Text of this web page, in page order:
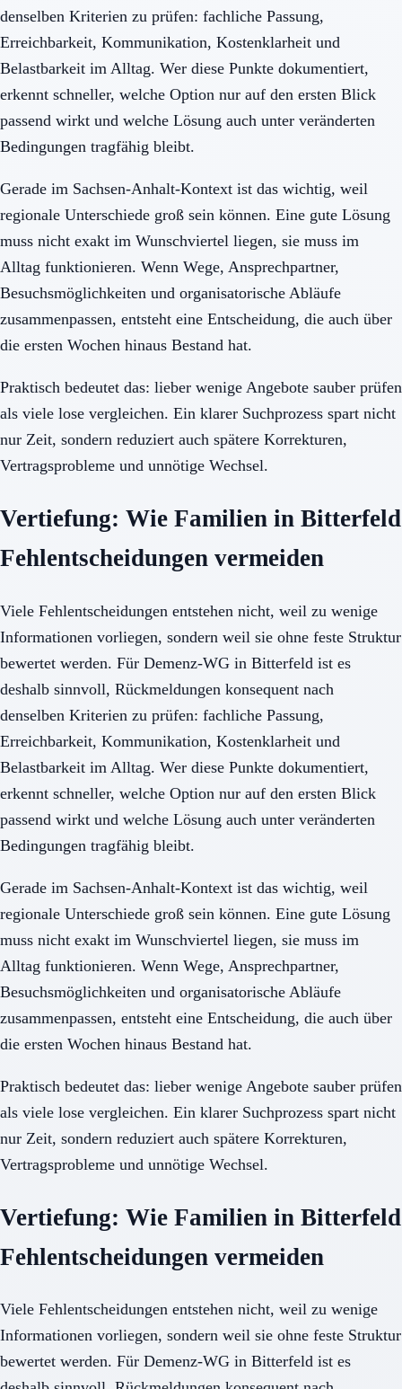
denselben Kriterien zu prüfen: fachliche Passung,
Erreichbarkeit, Kommunikation, Kostenklarheit und
Belastbarkeit im Alltag. Wer diese Punkte dokumentiert,
erkennt schneller, welche Option nur auf den ersten Blick
passend wirkt und welche Lösung auch unter veränderten
Bedingungen tragfähig bleibt.
Gerade im Sachsen-Anhalt-Kontext ist das wichtig, weil
regionale Unterschiede groß sein können. Eine gute Lösung
muss nicht exakt im Wunschviertel liegen, sie muss im
Alltag funktionieren. Wenn Wege, Ansprechpartner,
Besuchsmöglichkeiten und organisatorische Abläufe
zusammenpassen, entsteht eine Entscheidung, die auch über
die ersten Wochen hinaus Bestand hat.
Praktisch bedeutet das: lieber wenige Angebote sauber prüfen
als viele lose vergleichen. Ein klarer Suchprozess spart nicht
nur Zeit, sondern reduziert auch spätere Korrekturen,
Vertragsprobleme und unnötige Wechsel.
Vertiefung: Wie Familien in Bitterfeld
Fehlentscheidungen vermeiden
Viele Fehlentscheidungen entstehen nicht, weil zu wenige
Informationen vorliegen, sondern weil sie ohne feste Struktur
bewertet werden. Für Demenz-WG in Bitterfeld ist es
deshalb sinnvoll, Rückmeldungen konsequent nach
denselben Kriterien zu prüfen: fachliche Passung,
Erreichbarkeit, Kommunikation, Kostenklarheit und
Belastbarkeit im Alltag. Wer diese Punkte dokumentiert,
erkennt schneller, welche Option nur auf den ersten Blick
passend wirkt und welche Lösung auch unter veränderten
Bedingungen tragfähig bleibt.
Gerade im Sachsen-Anhalt-Kontext ist das wichtig, weil
regionale Unterschiede groß sein können. Eine gute Lösung
muss nicht exakt im Wunschviertel liegen, sie muss im
Alltag funktionieren. Wenn Wege, Ansprechpartner,
Besuchsmöglichkeiten und organisatorische Abläufe
zusammenpassen, entsteht eine Entscheidung, die auch über
die ersten Wochen hinaus Bestand hat.
Praktisch bedeutet das: lieber wenige Angebote sauber prüfen
als viele lose vergleichen. Ein klarer Suchprozess spart nicht
nur Zeit, sondern reduziert auch spätere Korrekturen,
Vertragsprobleme und unnötige Wechsel.
Vertiefung: Wie Familien in Bitterfeld
Fehlentscheidungen vermeiden
Viele Fehlentscheidungen entstehen nicht, weil zu wenige
Informationen vorliegen, sondern weil sie ohne feste Struktur
bewertet werden. Für Demenz-WG in Bitterfeld ist es